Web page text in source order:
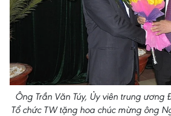
Ông Trần Văn Túy, Ủy viên trung ương
Tổ chức TW tặng hoa chúc mừng ông